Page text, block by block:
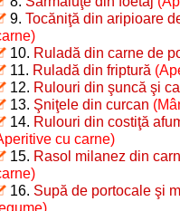
9. Tocăniţă din aripioare
10. Ruladă din carne de
11. Ruladă din friptură
12. Rulouri din şuncă şi
13. Şniţele din curcan
14. Rulouri din costiţă
cu carne)
15. Rasol milanez din
16. Supă de portocale şi